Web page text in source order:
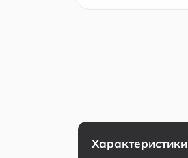
Характеристики